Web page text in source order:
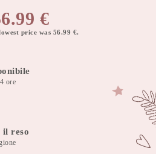
€
price was 56.99 €.
ore
il reso